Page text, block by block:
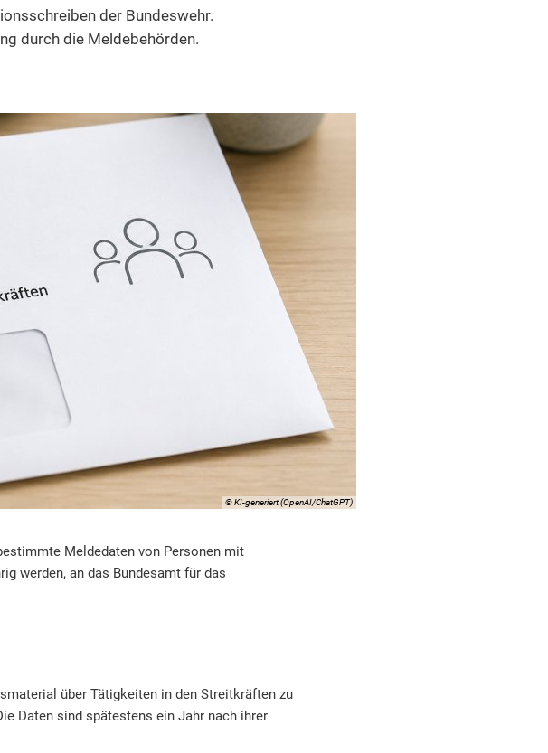
der Bundeswehr.
durch die Meldebehörden.
© KI-generiert (OpenAI/ChatGPT)
Meldedaten von Personen mit
werden, an das Bundesamt für das
über Tätigkeiten in den Streitkräften zu
Daten sind spätestens ein Jahr nach ihrer